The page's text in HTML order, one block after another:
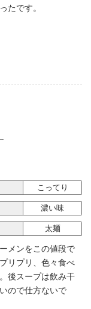
たです。
こってり
濃い味
太麺
メンをこの値段で
リプリ、色々食べ
後スープは飲み干
ので仕方ないで